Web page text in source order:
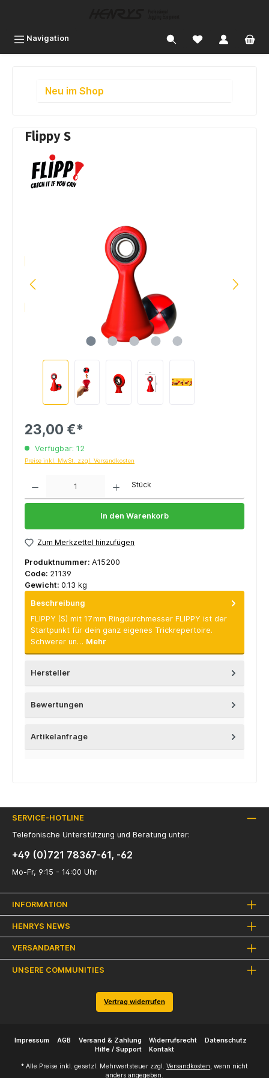
Navigation
Neu im Shop
Flippy S
23,00 €*
Verfügbar: 12
Preise inkl. MwSt. zzgl. Versandkosten
Stück
In den Warenkorb
Zum Merkzettel hinzufügen
Produktnummer: A15200
Code: 21139
Gewicht: 0.13 kg
Beschreibung
FLIPPY (S) mit 17 mm Ringdurchmesser FLIPPY ist der
Startpunkt für dein ganz eigenes Trickrepertoire.
Schwerer un… Mehr
Hersteller
Bewertungen
Artikelanfrage
SERVICE-HOTLINE
Telefonische Unterstützung und Beratung unter:
+49 (0)721 78367-61, -62
Mo-Fr, 9:15 - 14:00 Uhr
INFORMATION
HENRYS NEWS
VERSANDARTEN
UNSERE COMMUNITIES
Vertrag widerrufen
Impressum AGB Versand & Zahlung Widerrufsrecht
Datenschutz
Hilfe / Support
Kontakt
* Alle Preise inkl. gesetzl. Mehrwertsteuer zzgl. Versandkosten, wenn nicht
anders angegeben.